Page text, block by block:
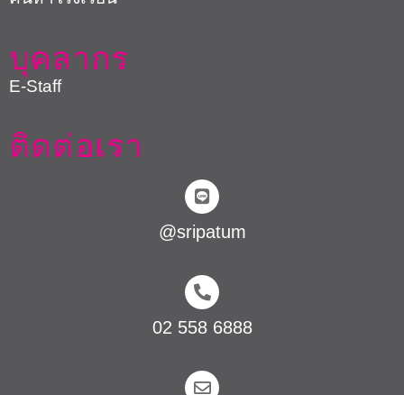
บุคลากร
E-Staff
ติดต่อเรา
@sripatum
02 558 6888